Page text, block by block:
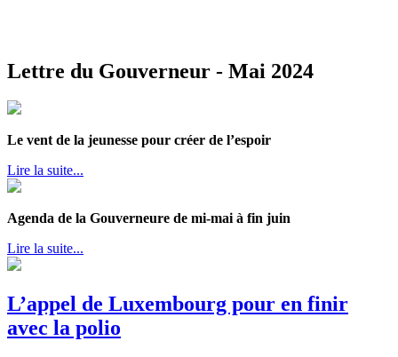
Lettre du Gouverneur - Mai 2024
Le vent de la jeunesse pour créer de l’espoir
Lire la suite...
Agenda de la Gouverneure de mi-mai à fin juin
Lire la suite...
L’appel de Luxembourg pour en finir
avec la polio